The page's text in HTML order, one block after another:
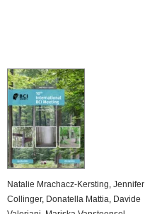
Na­ta­lie Mrach­acz-Kerst­ing, Jen­ni­fer
Col­lin­ger, Do­na­tel­la Mat­tia, Da­vi­de